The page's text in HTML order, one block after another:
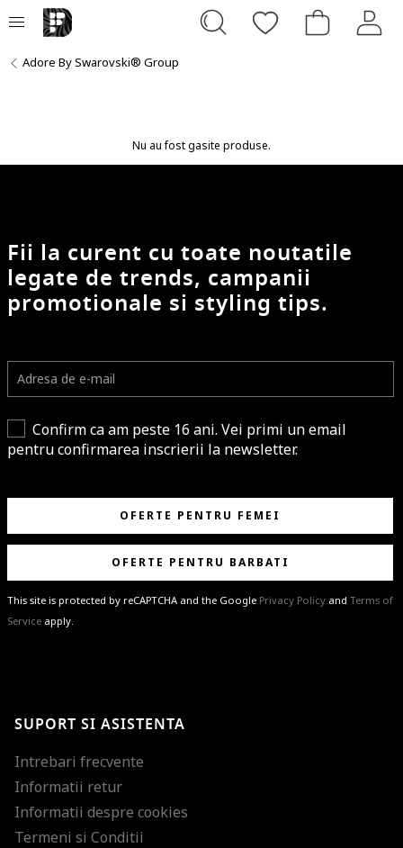
Adore By Swarovski® Group
Nu au fost gasite produse.
Fii la curent cu toate noutatile
legate de trends, campanii
promotionale si styling tips.
Confirm ca am peste 16 ani. Vei primi un email
pentru confirmarea inscrierii la newsletter.
OFERTE PENTRU FEMEI
OFERTE PENTRU BARBATI
This site is protected by reCAPTCHA and the Google Privacy Policy and Terms of
Service apply.
ultimele tendinte in moda!
SUPORT SI ASISTENTA
Intrebari frecvente
Informatii retur
Informatii despre cookies
Termeni si Conditii